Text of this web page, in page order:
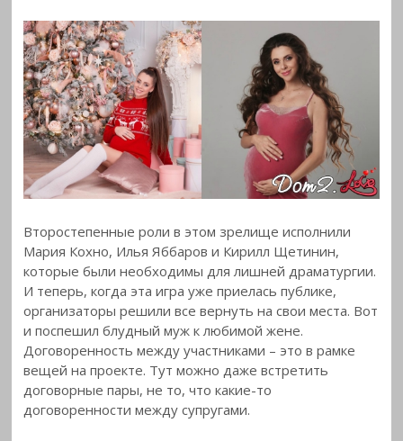
Второстепенные роли в этом зрелище исполнили
Мария Кохно, Илья Яббаров и Кирилл Щетинин,
которые были необходимы для лишней драматургии.
И теперь, когда эта игра уже приелась публике,
организаторы решили все вернуть на свои места. Вот
и поспешил блудный муж к любимой жене.
Договоренность между участниками – это в рамке
вещей на проекте. Тут можно даже встретить
договорные пары, не то, что какие-то
договоренности между супругами.